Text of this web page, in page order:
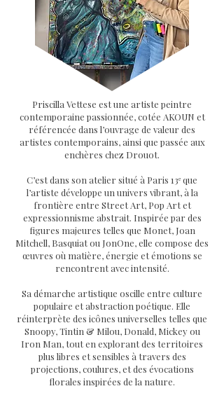
Priscilla Vettese est une artiste peintre
contemporaine passionnée, cotée AKOUN et
référencée dans l’ouvrage de valeur des
artistes contemporains, ainsi que passée aux
enchères chez Drouot.
C’est dans son atelier situé à Paris 13ᵉ que
l’artiste développe un univers vibrant, à la
frontière entre Street Art, Pop Art et
expressionnisme abstrait. Inspirée par des
figures majeures telles que Monet, Joan
Mitchell, Basquiat ou JonOne, elle compose des
œuvres où matière, énergie et émotions se
rencontrent avec intensité.
Sa démarche artistique oscille entre culture
populaire et abstraction poétique. Elle
réinterprète des icônes universelles telles que
Snoopy, Tintin & Milou, Donald, Mickey ou
Iron Man, tout en explorant des territoires
plus libres et sensibles à travers des
projections, coulures, et des évocations
florales inspirées de la nature.